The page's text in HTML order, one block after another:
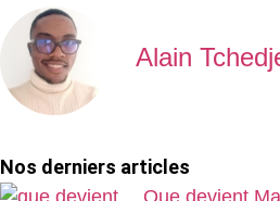
Alain
Nos derniers articles
Que devient